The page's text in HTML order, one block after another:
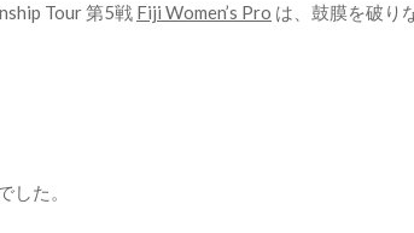
Tour 第5戦 Fiji Women’s Pro は、鼓膜を破り
た。